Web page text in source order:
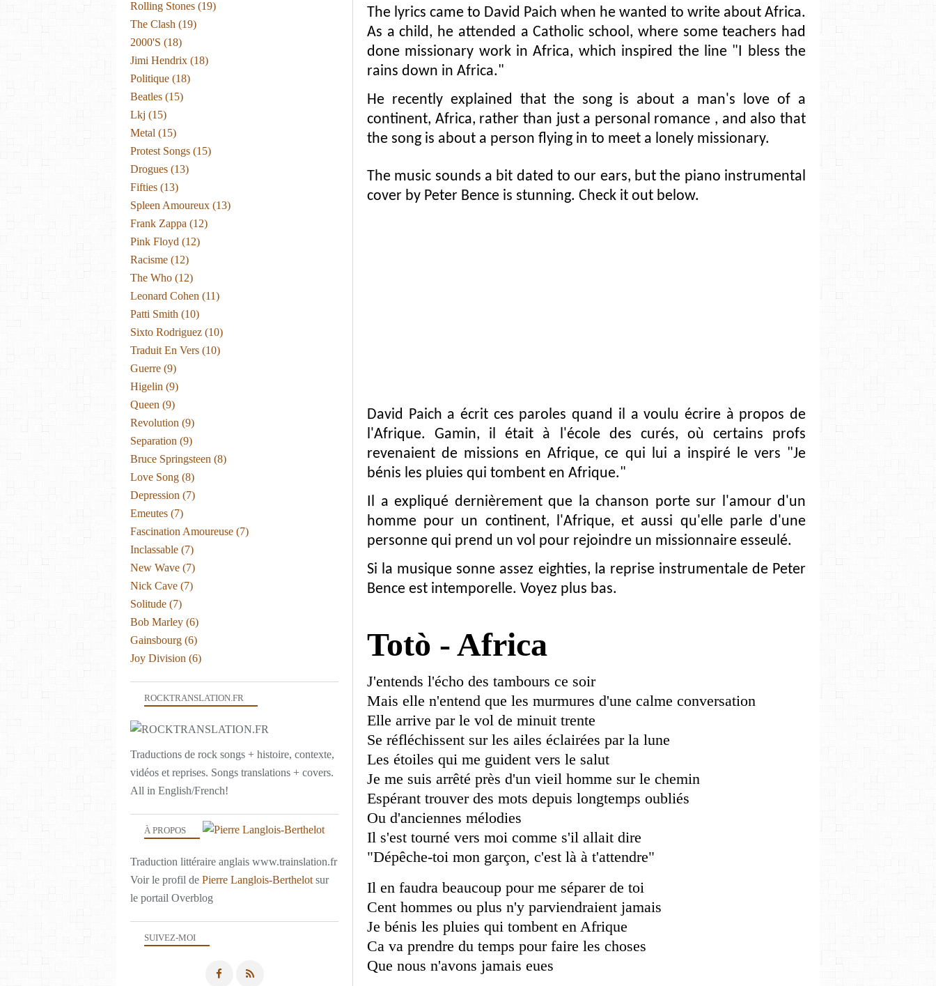
The lyrics came to David Paich when he wanted to write about Africa.
As a child, he attended a Catholic school, where some teachers had
done missionary work in Africa, which inspired the line "I bless the
rains down in Africa."
He recently explained that the song is about a man's love of a
continent, Africa, rather than just a personal romance , and also that
the song is about a person flying in to meet a lonely missionary.
The music sounds a bit dated to our ears, but the piano instrumental
cover by Peter Bence is stunning. Check it out below.
David Paich a écrit ces paroles quand il a voulu écrire à propos de
l'Afrique. Gamin, il était à l'école des curés, où certains profs
revenaient de missions en Afrique, ce qui lui a inspiré le vers "Je
bénis les pluies qui tombent en Afrique."
Il a expliqué dernièrement que la chanson porte sur l'amour d'un
homme pour un continent, l'Afrique, et aussi qu'elle parle d'une
personne qui prend un vol pour rejoindre un missionnaire esseulé.
Si la musique sonne assez eighties, la reprise instrumentale de Peter
Bence est intemporelle. Voyez plus bas.
Totò - Africa
J'entends l'écho des tambours ce soir
Mais elle n'entend que les murmures d'une calme conversation
Elle arrive par le vol de minuit trente
Se réfléchissent sur les ailes éclairées par la lune
Les étoiles qui me guident vers le salut
Je me suis arrêté près d'un vieil homme sur le chemin
Espérant trouver des mots depuis longtemps oubliés
Ou d'anciennes mélodies
Il s'est tourné vers moi comme s'il allait dire
"Dépêche-toi mon garçon, c'est là à t'attendre"
Il en faudra beaucoup pour me séparer de toi
Cent hommes ou plus n'y parviendraient jamais
Je bénis les pluies qui tombent en Afrique
Ca va prendre du temps pour faire les choses
Que nous n'avons jamais eues
SUIVEZ-MOI
ROCKTRANSLATION.FR
Traductions de rock songs + histoire, contexte,
vidéos et reprises. Songs translations + covers.
All in English/French!
À PROPOS
Traduction littéraire anglais www.trainslation.fr
Voir le profil de Pierre Langlois-Berthelot sur
le portail Overblog
Rolling Stones (19)
The Clash (19)
2000's (18)
Jimi Hendrix (18)
Politique (18)
Beatles (15)
Lkj (15)
Metal (15)
Protest Songs (15)
Drogues (13)
Fifties (13)
Spleen Amoureux (13)
Frank Zappa (12)
Pink Floyd (12)
Racisme (12)
The Who (12)
Leonard Cohen (11)
Patti Smith (10)
Sixto Rodriguez (10)
Traduit En Vers (10)
Guerre (9)
Higelin (9)
Queen (9)
Revolution (9)
Separation (9)
Bruce Springsteen (8)
Love Song (8)
Depression (7)
Emeutes (7)
Fascination Amoureuse (7)
Inclassable (7)
New Wave (7)
Nick Cave (7)
Solitude (7)
Bob Marley (6)
Gainsbourg (6)
Joy Division (6)